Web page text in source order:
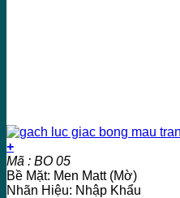
+
Mã : BO 05
Bề Mặt: Men Matt (Mờ)
Nhãn Hiệu: Nhập Khẩu